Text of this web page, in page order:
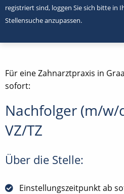
registriert sind, loggen Sie sich bitte in
Stellensuche anzupassen.
Für eine Zahnarztpraxis in
sofort:
Nachfolger (m/w/
VZ/TZ
Über die Stelle:
Einstellungszeitpunkt ab